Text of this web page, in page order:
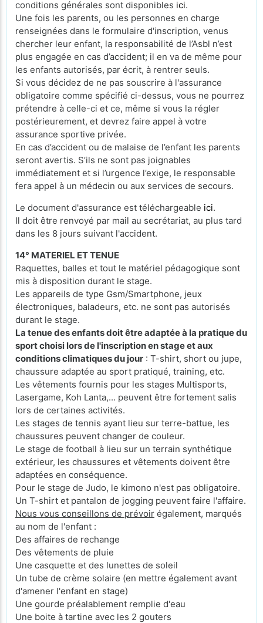
conditions générales sont disponibles ici.
Une fois les parents, ou les personnes en charge
renseignées dans le formulaire d'inscription, venus
chercher leur enfant, la responsabilité de l’Asbl n’est
plus engagée en cas d’accident; il en va de même pour
les enfants autorisés, par écrit, à rentrer seuls.
Si vous décidez de ne pas souscrire à l'assurance
obligatoire comme spécifié ci-dessus, vous ne pourrez
prétendre à celle-ci et ce, même si vous la régler
postérieurement, et devrez faire appel à votre
assurance sportive privée.
En cas d’accident ou de malaise de l’enfant les parents
seront avertis. S’ils ne sont pas joignables
immédiatement et si l’urgence l’exige, le responsable
fera appel à un médecin ou aux services de secours.
Le document d'assurance est téléchargeable ici.
Il doit être renvoyé par mail au secrétariat, au plus tard
dans les 8 jours suivant l'accident.
14° MATERIEL ET TENUE
Raquettes, balles et tout le matériel pédagogique sont
mis à disposition durant le stage.
Les appareils de type Gsm/Smartphone, jeux
électroniques, baladeurs, etc. ne sont pas autorisés
durant le stage.
La tenue des enfants doit être adaptée à la pratique du
sport choisi lors de l'inscription en stage et aux
conditions climatiques du jour : T-shirt, short ou jupe,
chaussure adaptée au sport pratiqué, training, etc.
Les vêtements fournis pour les stages Multisports,
Lasergame, Koh Lanta,... peuvent être fortement salis
lors de certaines activités.
Les stages de tennis ayant lieu sur terre-battue, les
chaussures peuvent changer de couleur.
Le stage de football à lieu sur un terrain synthétique
extérieur, les chaussures et vêtements doivent être
adaptées en conséquence.
Pour le stage de Judo, le kimono n'est pas obligatoire.
Un T-shirt et pantalon de jogging peuvent faire l'affaire.
Nous vous conseillons de prévoir également, marqués
au nom de l'enfant :
Des affaires de rechange
Des vêtements de pluie
Une casquette et des lunettes de soleil
Un tube de crème solaire (en mettre également avant
d'amener l'enfant en stage)
Une gourde préalablement remplie d'eau
Une boite à tartine avec les 2 gouters